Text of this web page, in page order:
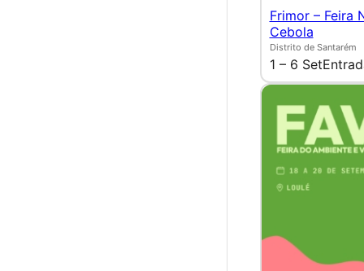
Frimor – Feira
Cebola
Distrito de Santarém
1 – 6 Set